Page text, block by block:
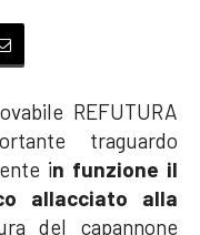
REFUTURA
traguardo
in funzione il
allacciato alla
del capannone